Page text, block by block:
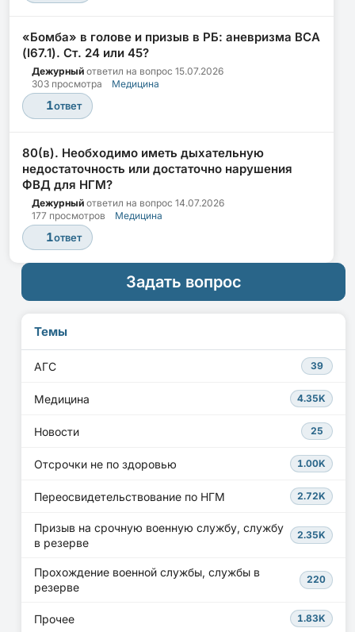
«Бомба» в голове и призыв в РБ: аневризма ВСА
(I67.1). Ст. 24 или 45?
Дежурный ответил на вопрос 15.07.2026
303 просмотра
Медицина
1ответ
80(в). Необходимо иметь дыхательную
недостаточность или достаточно нарушения
ФВД для НГМ?
Дежурный ответил на вопрос 14.07.2026
177 просмотров
Медицина
1ответ
Задать вопрос
Темы
АГС 39
Медицина 4.35K
Новости 25
Отсрочки не по здоровью 1.00K
Переосвидетельствование по НГМ 2.72K
Призыв на срочную военную службу, службу
в резерве
2.35K
Прохождение военной службы, службы в
резерве
220
Прочее 1.83K